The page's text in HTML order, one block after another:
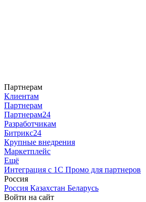
Партнерам
Клиентам
Партнерам
Партнерам24
Разработчикам
Битрикс24
Крупные внедрения
Маркетплейс
Ещё
Интеграция с 1С Промо для партнеров
Россия
Россия Казахстан Беларусь
Войти на сайт